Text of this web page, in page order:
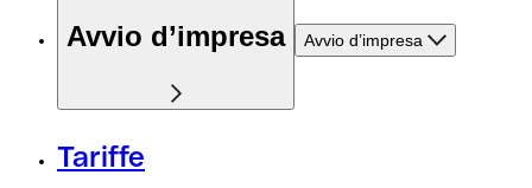
Avvio d’impresa Avvio d’impresa
Tariffe